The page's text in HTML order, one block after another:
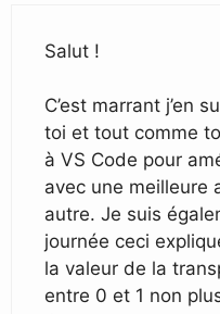
Salut !
C’est marrant j’en
toi et tout comme
à VS Code pour
avec une meilleure
autre. Je suis
journée ceci
la valeur de la
entre 0 et 1 non